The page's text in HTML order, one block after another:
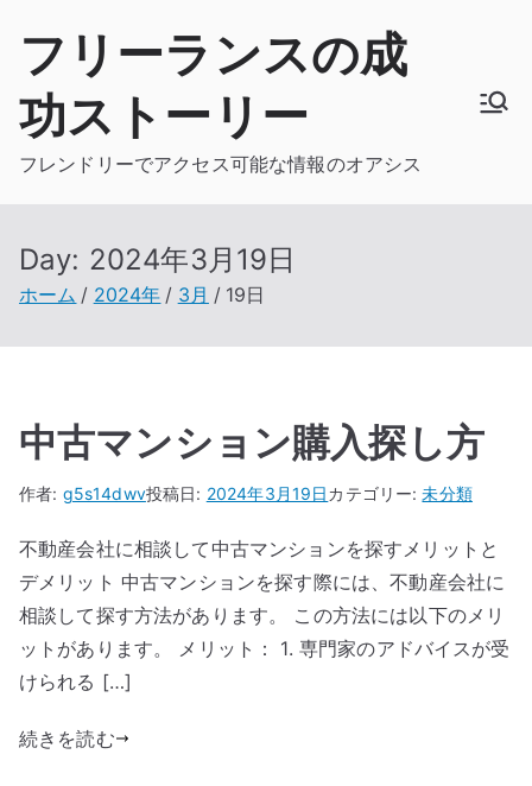
フリーランスの成
功ストーリー
フレンドリーでアクセス可能な情報のオアシス
Day: 2024年3月19日
ホーム 2024年 3月 19日
中古マンション購入探し方
作者: g5s14dwv投稿日: 2024年3月19日カテゴリー:未分類
不動産会社に相談して中古マンションを探すメリットと
デメリット 中古マンションを探す際には、不動産会社に
相談して探す方法があります。 この方法には以下のメリ
ットがあります。 メリット： 1. 専門家のアドバイスが受
けられる […]
続きを読む